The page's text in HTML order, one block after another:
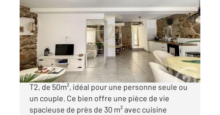
Ref : 699
Appartement T2 à vendre
195 000 €
Découvrez votre futur appartement de type
T2, de 50m², idéal pour une personne seule ou
un couple. Ce bien offre une pièce de vie
spacieuse de près de 30 m² avec cuisine